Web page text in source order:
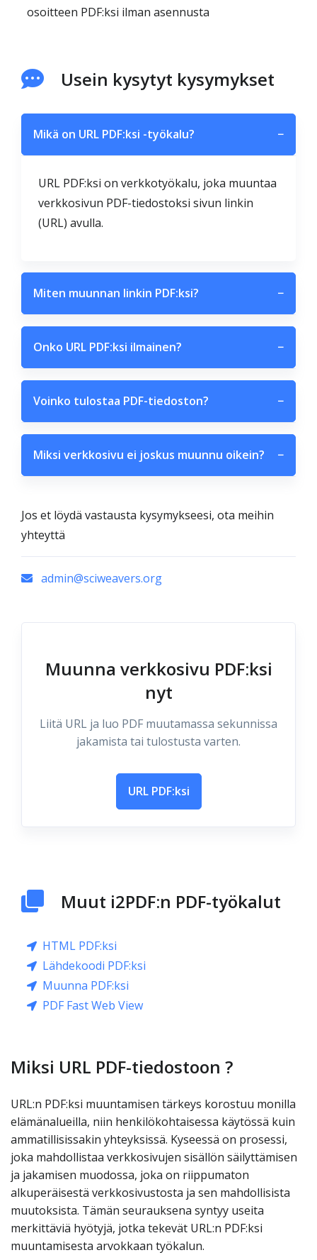
osoitteen PDF:ksi ilman asennusta
Usein kysytyt kysymykset
Mikä on URL PDF:ksi -työkalu? −
URL PDF:ksi on verkkotyökalu, joka muuntaa
verkkosivun PDF-tiedostoksi sivun linkin
(URL) avulla.
Miten muunnan linkin PDF:ksi? −
Onko URL PDF:ksi ilmainen? −
Voinko tulostaa PDF-tiedoston? −
Miksi verkkosivu ei joskus muunnu oikein? −
Jos et löydä vastausta kysymykseesi, ota meihin
yhteyttä
admin@sciweavers.org
Muunna verkkosivu PDF:ksi
nyt
Liitä URL ja luo PDF muutamassa sekunnissa
jakamista tai tulostusta varten.
URL PDF:ksi
Muut i2PDF:n PDF-työkalut
HTML PDF:ksi
Lähdekoodi PDF:ksi
Muunna PDF:ksi
PDF Fast Web View
Miksi URL PDF-tiedostoon ?
URL:n PDF:ksi muuntamisen tärkeys korostuu monilla
elämänalueilla, niin henkilökohtaisessa käytössä kuin
ammatillisissakin yhteyksissä. Kyseessä on prosessi,
joka mahdollistaa verkkosivujen sisällön säilyttämisen
ja jakamisen muodossa, joka on riippumaton
alkuperäisestä verkkosivustosta ja sen mahdollisista
muutoksista. Tämän seurauksena syntyy useita
merkittäviä hyötyjä, jotka tekevät URL:n PDF:ksi
muuntamisesta arvokkaan työkalun.